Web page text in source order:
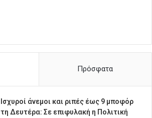
Πρόσφατα
Ισχυροί άνεμοι και ριπές έως 9 μποφόρ
τη Δευτέρα: Σε επιφυλακή η Πολιτική